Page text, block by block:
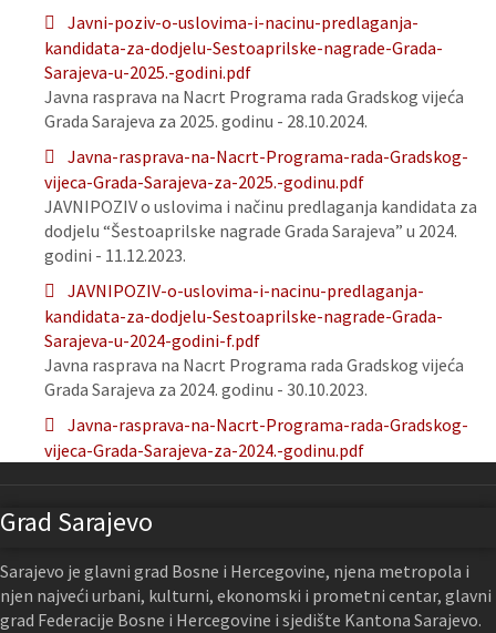
Javni-poziv-o-uslovima-i-nacinu-predlaganja-
kandidata-za-dodjelu-Sestoaprilske-nagrade-Grada-
Sarajeva-u-2025.-godini.pdf
Javna rasprava na Nacrt Programa rada Gradskog vijeća
Grada Sarajeva za 2025. godinu - 28.10.2024.
Javna-rasprava-na-Nacrt-Programa-rada-Gradskog-
vijeca-Grada-Sarajeva-za-2025.-godinu.pdf
JAVNIPOZIV o uslovima i načinu predlaganja kandidata za
dodjelu “Šestoaprilske nagrade Grada Sarajeva” u 2024.
godini - 11.12.2023.
JAVNIPOZIV-o-uslovima-i-nacinu-predlaganja-
kandidata-za-dodjelu-Sestoaprilske-nagrade-Grada-
Sarajeva-u-2024-godini-f.pdf
Javna rasprava na Nacrt Programa rada Gradskog vijeća
Grada Sarajeva za 2024. godinu - 30.10.2023.
Javna-rasprava-na-Nacrt-Programa-rada-Gradskog-
vijeca-Grada-Sarajeva-za-2024.-godinu.pdf
Grad Sarajevo
Sarajevo je glavni grad Bosne i Hercegovine, njena metropola i
njen najveći urbani, kulturni, ekonomski i prometni centar, glavni
grad Federacije Bosne i Hercegovine i sjedište Kantona Sarajevo.